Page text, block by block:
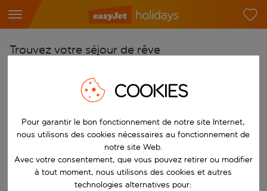
Trouvez votre séjour de rêve
Choisissez votre aéroport
Commencez à taper pour la saisie automatique. Lorsque les
Choisissez votre destination
Vers
Choisissez vos dates
Quand
COOKIES
Pour garantir le bon fonctionnement de notre site Internet,
nous utilisons des cookies nécessaires au fonctionnement de
notre site Web.
Avec votre consentement, que vous pouvez retirer ou modifier
à tout moment, nous utilisons des cookies et autres
technologies alternatives pour: